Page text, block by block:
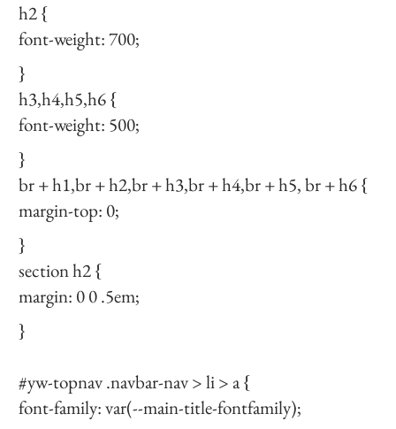
h2 {
font-weight: 700;
}
h3,h4,h5,h6 {
font-weight: 500;
}
br + h1,br + h2,br + h3,br + h4,br + h5, br + h6 {
margin-top: 0;
}
section h2 {
margin: 0 0 .5em;
}
#yw-topnav .navbar-nav > li > a {
font-family: var(--main-title-fontfamily);